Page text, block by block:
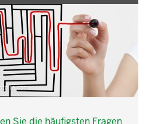
Sie die häufigsten Fragen